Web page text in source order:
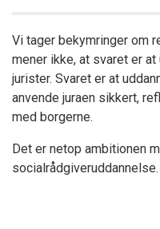
Vi tager bekymringer om
mener ikke, at svaret er
jurister. Svaret er at
anvende juraen sikkert,
med borgerne.
Det er netop ambitionen
socialrådgiveruddannelse.